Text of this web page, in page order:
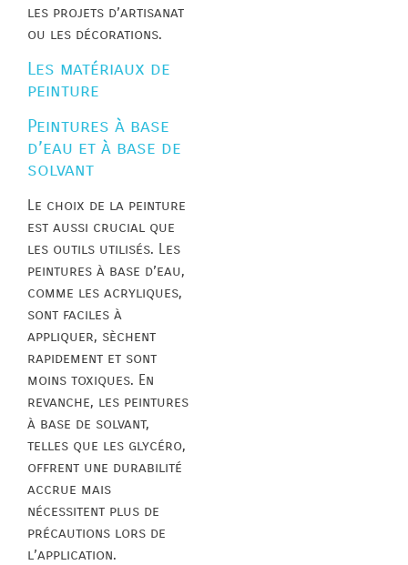
les projets d’artisanat
ou les décorations.
Les matériaux de
peinture
Peintures à base
d’eau et à base de
solvant
Le choix de la peinture
est aussi crucial que
les outils utilisés. Les
peintures à base d’eau,
comme les acryliques,
sont faciles à
appliquer, sèchent
rapidement et sont
moins toxiques. En
revanche, les peintures
à base de solvant,
telles que les glycéro,
offrent une durabilité
accrue mais
nécessitent plus de
précautions lors de
l’application.